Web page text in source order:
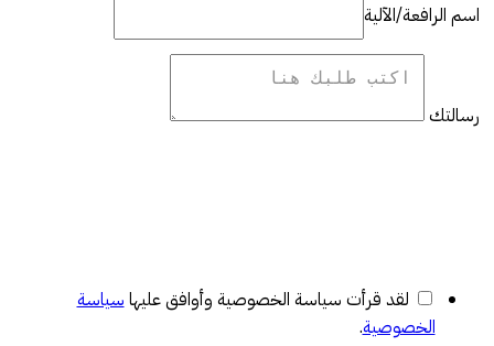
اسم الرافعة/الآلية
رسالتك
لقد قرأت سياسة الخصوصية وأوافق عليها سياسة
الخصوصية.